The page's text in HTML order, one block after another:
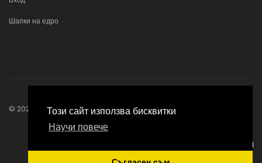
Този сайт използва бисквитки
Научи повече
Шапки на едро
© 2026 Bonhats . Всички права запазени.